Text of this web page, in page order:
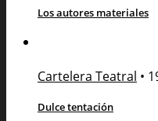
Los autores materiales
Cartelera Teatral •
Dulce tentación